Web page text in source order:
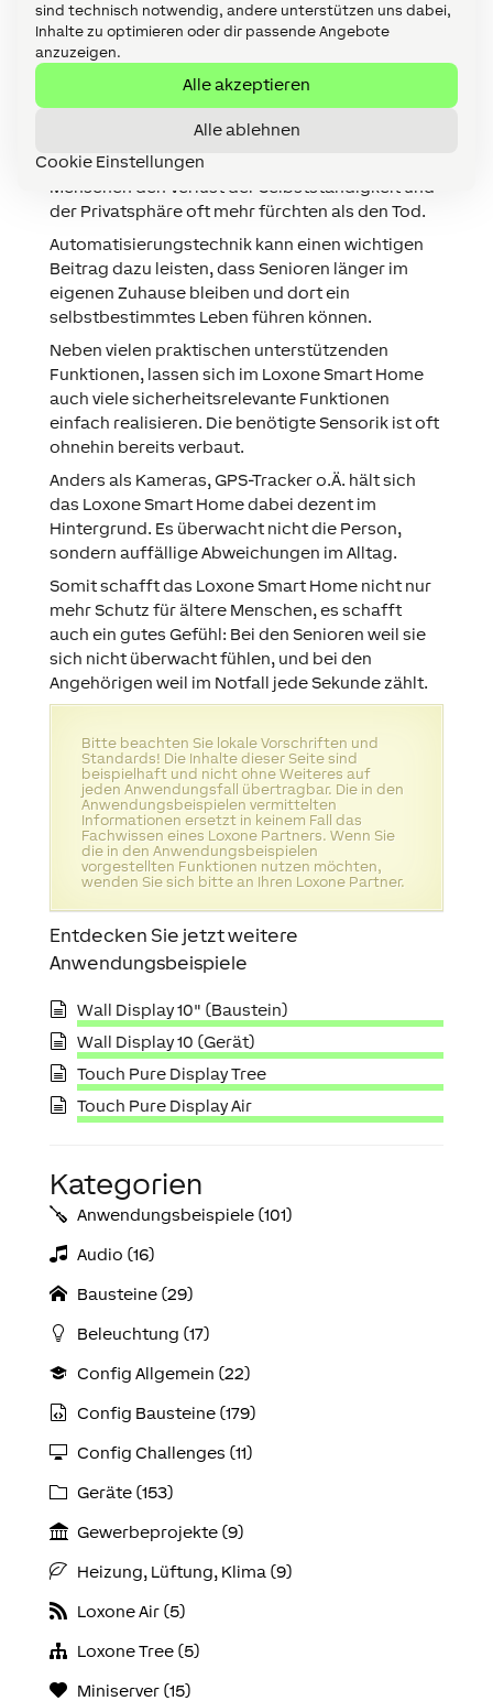
sind technisch notwendig, andere unterstützen uns dabei,
Inhalte zu optimieren oder dir passende Angebote
anzuzeigen.
Alle akzeptieren
Alle ablehnen
Cookie Einstellungen
Hieraus ergibt sich ein steigender Bedarf an
Unterstützungs-, Hilfs- und
Sicherheitsangeboten, denn ein zunehmendes
Alter geht nicht selten auch mit einem
steigenden Sicherheitsbedürfnis einher.
Befragungen haben ergeben, dass ältere
Menschen den Verlust der Selbstständigkeit und
der Privatsphäre oft mehr fürchten als den Tod.
Automatisierungstechnik kann einen wichtigen
Beitrag dazu leisten, dass Senioren länger im
eigenen Zuhause bleiben und dort ein
selbstbestimmtes Leben führen können.
Neben vielen praktischen unterstützenden
Funktionen, lassen sich im Loxone Smart Home
auch viele sicherheitsrelevante Funktionen
einfach realisieren. Die benötigte Sensorik ist oft
ohnehin bereits verbaut.
Anders als Kameras, GPS-Tracker o.Ä. hält sich
das Loxone Smart Home dabei dezent im
Hintergrund. Es überwacht nicht die Person,
sondern auffällige Abweichungen im Alltag.
Somit schafft das Loxone Smart Home nicht nur
mehr Schutz für ältere Menschen, es schafft
auch ein gutes Gefühl: Bei den Senioren weil sie
sich nicht überwacht fühlen, und bei den
Angehörigen weil im Notfall jede Sekunde zählt.
Bitte beachten Sie lokale Vorschriften und
Standards! Die Inhalte dieser Seite sind
beispielhaft und nicht ohne Weiteres auf
jeden Anwendungsfall übertragbar. Die in den
Anwendungsbeispielen vermittelten
Informationen ersetzt in keinem Fall das
Fachwissen eines Loxone Partners. Wenn Sie
die in den Anwendungsbeispielen
vorgestellten Funktionen nutzen möchten,
wenden Sie sich bitte an Ihren Loxone Partner.
Entdecken Sie jetzt weitere
Anwendungsbeispiele
Wall Display 10" (Baustein)
Wall Display 10 (Gerät)
Touch Pure Display Tree
Touch Pure Display Air
Kategorien
Anwendungs­­­beispiele (101)
Audio (16)
Bausteine (29)
Beleuchtung (17)
Config Allgemein (22)
Config Bausteine (179)
Config Challenges (11)
Geräte (153)
Gewerbeprojekte (9)
Heizung, Lüftung, Klima (9)
Loxone Air (5)
Loxone Tree (5)
Miniserver (15)